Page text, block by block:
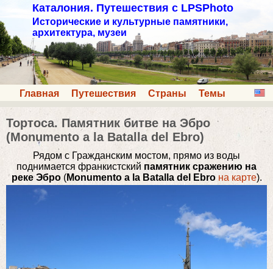
Каталония. Путешествия с LPSPhoto
Исторические и культурные памятники,
архитектура, музеи
Главная Путешествия Страны Темы
Тортоса. Памятник битве на Эбро
(Monumento a la Batalla del Ebro)
Рядом с Гражданским мостом, прямо из воды
поднимается франкистский памятник сражению на
реке Эбро (Monumento a la Batalla del Ebro на карте).